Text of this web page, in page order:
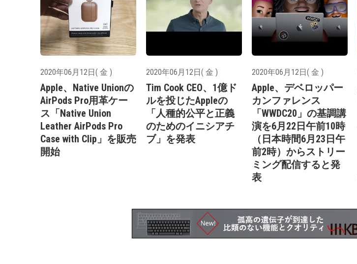
2020年06月12日( 金 )
Apple、Native Unionの
AirPods Pro用革ケー
ス「Native Union
Leather AirPods Pro
Case with Clip」を販売
開始
2020年06月12日( 金 )
Tim Cook CEO、1億ド
ルを投じたAppleの
「人種的公平と正義
のためのイニシアチ
ブ」を発表
2020年06月12日( 金 )
Apple、デベロッパー
カンファレンス
「WWDC20」の基調講
演を6月22日午前10時
（日本時間6月23日午
前2時）からストリー
ミング配信すると発
表